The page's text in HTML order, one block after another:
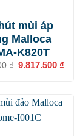
mùi áp
Malloca
K820T
₫ Giá
9.817.500 ₫